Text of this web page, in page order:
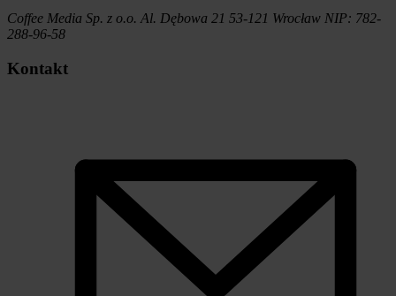
Coffee Media Sp. z o.o. Al. Dębowa 21 53-121 Wrocław NIP: 782-
288-96-58
Kontakt